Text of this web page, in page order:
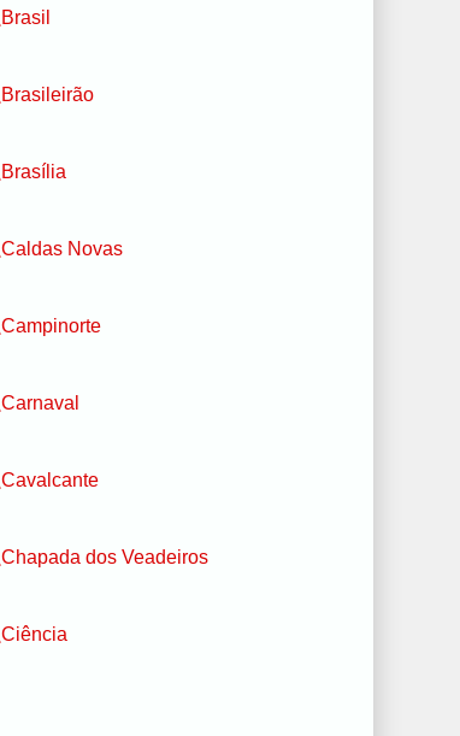
Brasil
Brasileirão
Brasília
Caldas Novas
Campinorte
Carnaval
Cavalcante
Chapada dos Veadeiros
Ciência